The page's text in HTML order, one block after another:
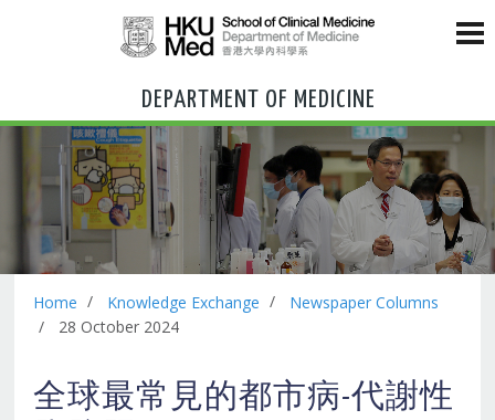
DEPARTMENT OF MEDICINE
Home Knowledge Exchange
Newspaper Columns
28 October 2024
全球最常見的都市病-代謝性